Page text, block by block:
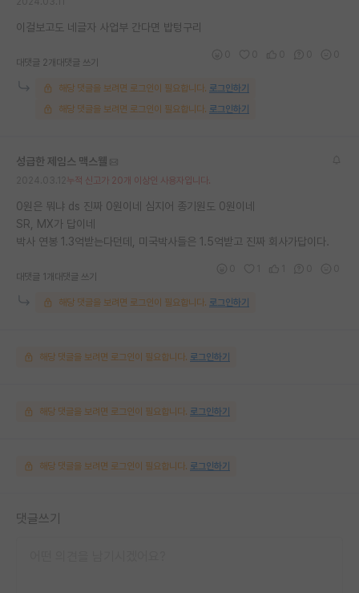
이걸보고도 네글자 사업부 간다면 밥텅구리
대댓글 2개 대댓글 쓰기
해당 댓글을 보려면 로그인이 필요합니다. 로그인하기
해당 댓글을 보려면 로그인이 필요합니다. 로그인하기
성급한 제임스 맥스웰
누적 신고가 20개 이상인 사용자입니다.
0원은 뭐냐 ds 진짜 0원이네 심지어 종기원도 0원이네
SR, MX가 답이네
박사 연봉 1.3억받는다던데, 미국박사들은 1.5억받고 진짜 회사가답이다.
대댓글 1개 대댓글 쓰기
해당 댓글을 보려면 로그인이 필요합니다. 로그인하기
해당 댓글을 보려면 로그인이 필요합니다. 로그인하기
해당 댓글을 보려면 로그인이 필요합니다. 로그인하기
해당 댓글을 보려면 로그인이 필요합니다. 로그인하기
댓글쓰기